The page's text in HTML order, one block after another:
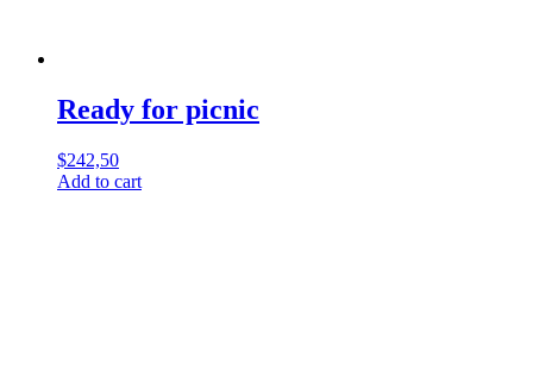
Ready for picnic
$242,50
Add to cart